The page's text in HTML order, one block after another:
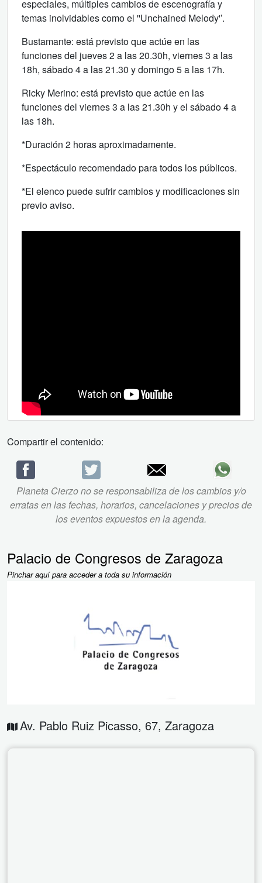
especiales, múltiples cambios de escenografía y
temas inolvidables como el ''Unchained Melody'’.
Bustamante: está previsto que actúe en las
funciones del jueves 2 a las 20.30h, viernes 3 a las
18h, sábado 4 a las 21.30 y domingo 5 a las 17h.
Ricky Merino: está previsto que actúe en las
funciones del viernes 3 a las 21.30h y el sábado 4 a
las 18h.
*Duración 2 horas aproximadamente.
*Espectáculo recomendado para todos los públicos.
*El elenco puede sufrir cambios y modificaciones sin
previo aviso.
Compartir el contenido:
Planeta Cierzo no se responsabiliza de los cambios y/o
erratas en las fechas, horarios, cancelaciones y precios de
los eventos expuestos en la agenda.
Palacio de Congresos de Zaragoza
Pinchar aquí para acceder a toda su información
Av. Pablo Ruiz Picasso, 67, Zaragoza